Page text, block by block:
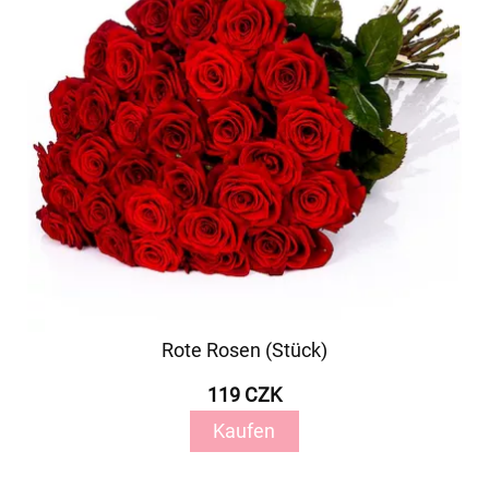
Rote Rosen (Stück)
119 CZK
Kaufen